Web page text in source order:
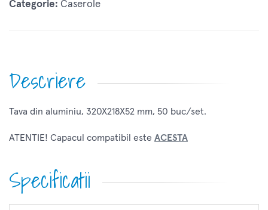
Categorie: Caserole
Descriere
Tava din aluminiu, 320X218X52 mm, 50 buc/set.
ATENTIE! Capacul compatibil este ACESTA
Specificatii